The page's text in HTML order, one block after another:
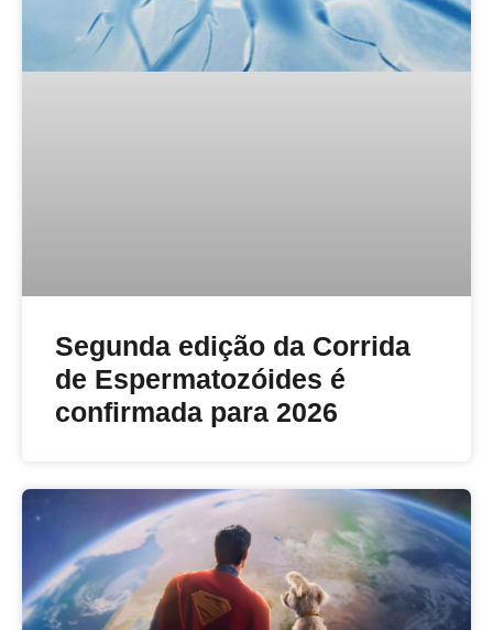
Segunda edição da Corrida
de Espermatozóides é
confirmada para 2026